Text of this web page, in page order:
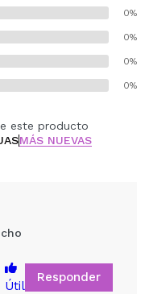
0%
0%
0%
0%
este producto
MÁS NUEVAS
Útil
Responder